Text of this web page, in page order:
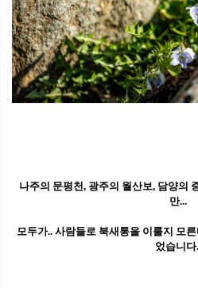
나주의 문평천, 광주의 월산보, 담양의
만...
모두가.. 사람들로 북새통을 이룰지 모
었습니다